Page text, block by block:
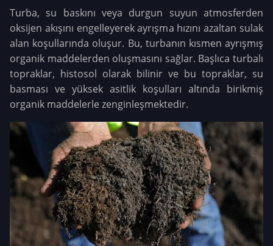
Turba, su baskını veya durgun suyun atmosferden
oksijen akışını engelleyerek ayrışma hızını azaltan sulak
alan koşullarında oluşur. Bu, turbanın kısmen ayrışmış
organik maddelerden oluşmasını sağlar. Başlıca turbalı
topraklar, histosol olarak bilinir ve bu topraklar, su
basması ve yüksek asitlik koşulları altında birikmiş
organik maddelerle zenginleşmektedir.